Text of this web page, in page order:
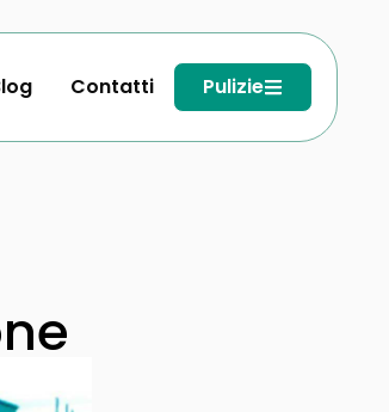
Contatti Pulizie